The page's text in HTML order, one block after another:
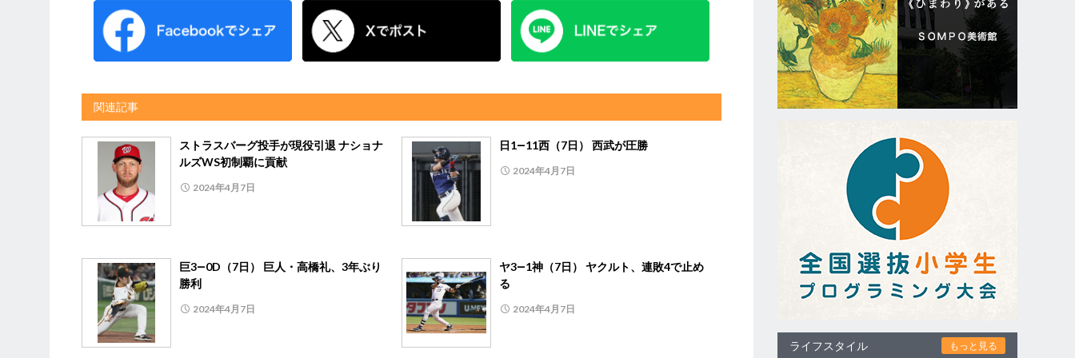
関連記事
ストラスバーグ投手が現役引退 ナショナ
ルズWS初制覇に貢献
2024年4月7日
日1―11西（7日） 西武が圧勝
2024年4月7日
巨3―0D（7日） 巨人・高橋礼、3年ぶり
勝利
2024年4月7日
ヤ3―1神（7日） ヤクルト、連敗4で止め
る
2024年4月7日
ライフスタイル もっと見る